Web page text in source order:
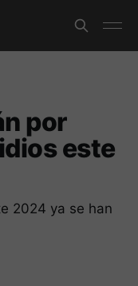
por
este
2024 ya se han